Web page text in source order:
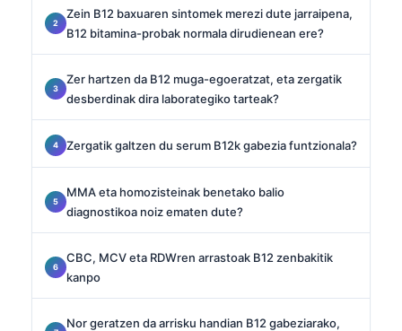
Zein B12 baxuaren sintomek merezi dute jarraipena,
B12 bitamina-probak normala dirudienean ere?
Zer hartzen da B12 muga-egoeratzat, eta zergatik
desberdinak dira laborategiko tarteak?
Zergatik galtzen du serum B12k gabezia funtzionala?
MMA eta homozisteinak benetako balio
diagnostikoa noiz ematen dute?
CBC, MCV eta RDWren arrastoak B12 zenbakitik
kanpo
Nor geratzen da arrisku handian B12 gabeziarako,